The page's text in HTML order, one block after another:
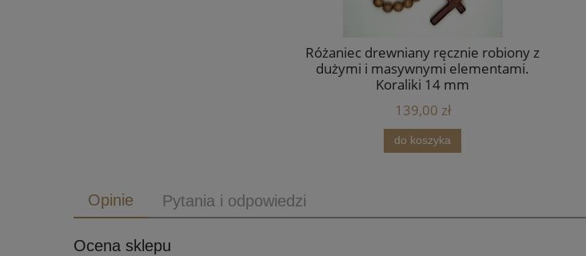
Różaniec drewniany ręcznie robiony z
dużymi i masywnymi elementami.
Koraliki 14 mm
139,00 zł
do koszyka
Opinie Pytania i odpowiedzi
Ocena sklepu